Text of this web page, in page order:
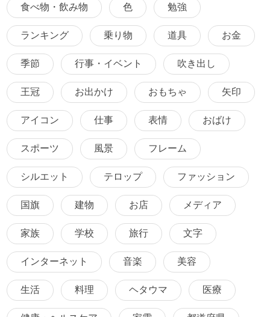
食べ物・飲み物 色 勉強
ランキング 乗り物 道具 お金
季節 行事・イベント 吹き出し
王冠 お出かけ おもちゃ 矢印
アイコン 仕事 表情 おばけ
スポーツ 風景 フレーム
シルエット テロップ ファッション
国旗 建物 お店 メディア
家族 学校 旅行 文字
インターネット 音楽 美容
生活 料理 ヘタウマ 医療